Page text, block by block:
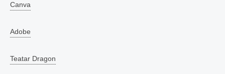
Canva
Adobe
Teatar Dragon